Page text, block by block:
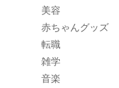
美容
赤ちゃんグッズ
転職
雑学
音楽